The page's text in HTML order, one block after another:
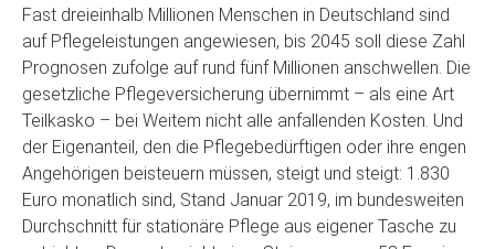
Fast dreieinhalb Millionen Menschen in Deutschland sind
auf Pflegeleistungen angewiesen, bis 2045 soll diese Zahl
Prognosen zufolge auf rund fünf Millionen anschwellen. Die
gesetzliche Pflegeversicherung übernimmt – als eine Art
Teilkasko – bei Weitem nicht alle anfallenden Kosten. Und
der Eigenanteil, den die Pflegebedürftigen oder ihre engen
Angehörigen beisteuern müssen, steigt und steigt: 1.830
Euro monatlich sind, Stand Januar 2019, im bundesweiten
Durchschnitt für stationäre Pflege aus eigener Tasche zu